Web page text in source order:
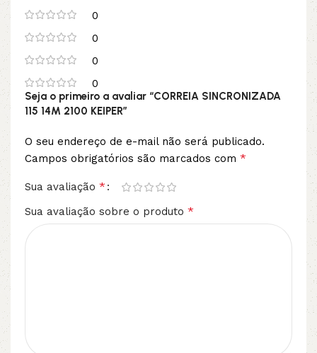
0
0
0
0
Seja o primeiro a avaliar “CORREIA SINCRONIZADA
115 14M 2100 KEIPER”
O seu endereço de e-mail não será publicado.
Campos obrigatórios são marcados com *
Sua avaliação *
Sua avaliação sobre o produto *